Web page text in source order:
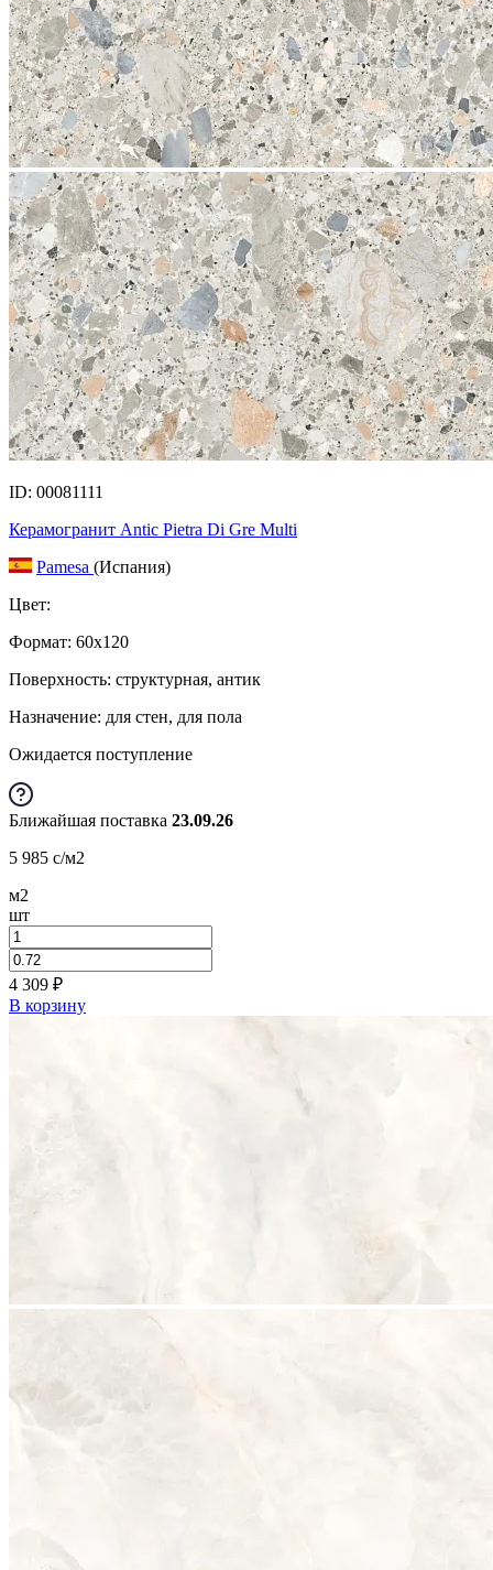
ID: 00081111
Керамогранит Antic Pietra Di Gre Multi
Pamesa (Испания)
Цвет:
Формат: 60x120
Поверхность: структурная, антик
Назначение: для стен, для пола
Ожидается поступление
Ближайшая поставка 23.09.26
5 985 c/м2
м2
шт
4 309 ₽
В корзину